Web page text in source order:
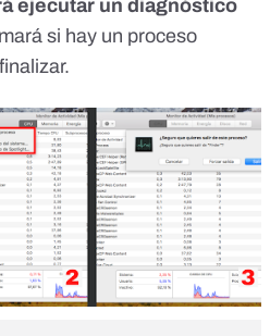
ejecutar un diagnóstico
si hay un proceso